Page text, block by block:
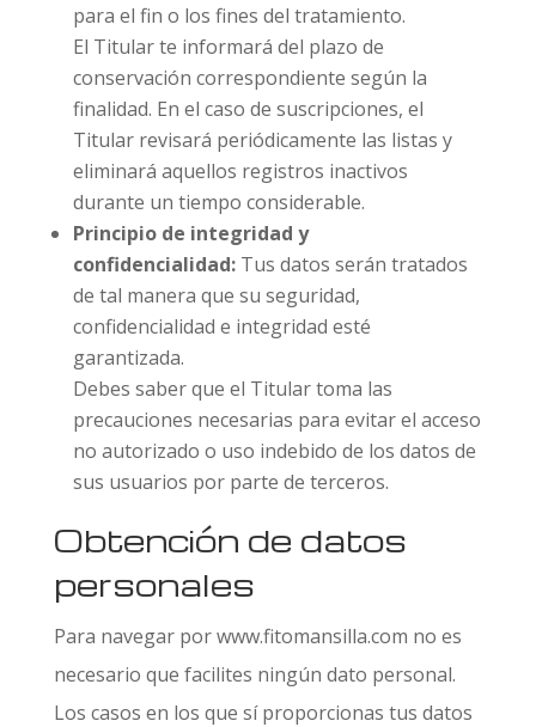
para el fin o los fines del tratamiento.
El Titular te informará del plazo de
conservación correspondiente según la
finalidad. En el caso de suscripciones, el
Titular revisará periódicamente las listas y
eliminará aquellos registros inactivos
durante un tiempo considerable.
Principio de integridad y
confidencialidad:Tus datos serán tratados
de tal manera que su seguridad,
confidencialidad e integridad esté
garantizada.
Debes saber que el Titular toma las
precauciones necesarias para evitar el acceso
no autorizado o uso indebido de los datos de
sus usuarios por parte de terceros.
Obtención de datos
personales
Para navegar por www.fitomansilla.com no es
necesario que facilites ningún dato personal.
Los casos en los que sí proporcionas tus datos